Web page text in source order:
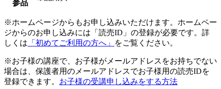
参品
※ホームページからもお申し込みいただけます。ホームペー
ジからのお申し込みには「読売ID」の登録が必要です。詳
しくは 「初めてご利用の方へ」 をご覧ください。
※お子様の講座で、お子様がメールアドレスをお持ちでない
場合は、保護者用のメールアドレスでお子様用の読売IDを
登録できます。 お子様の受講申し込みをする方法